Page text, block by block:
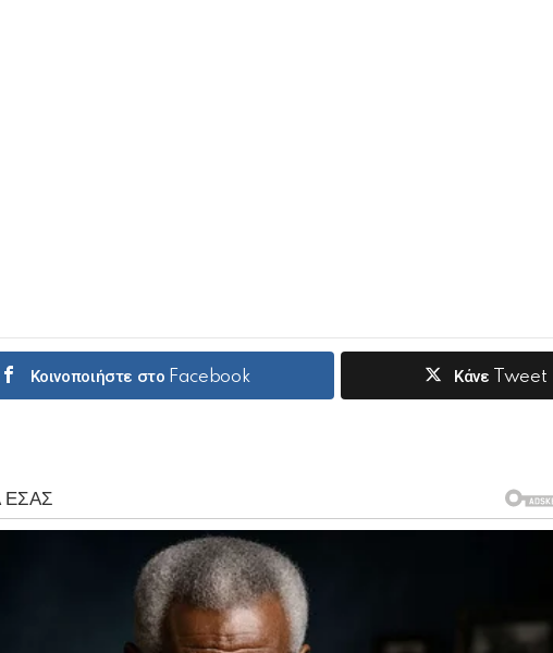
Κοινοποιήστε στο Facebook Κάνε Tweet